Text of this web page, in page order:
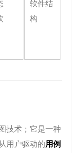
软件结
构
技术；它是一种
用户驱动的用例